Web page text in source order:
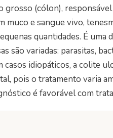
grosso (cólon),
muco e sangue vivo,
quantidades. É uma
são variadas: parasitas,
casos idiopáticos, a colite
pois o tratamento varia
é favorável com